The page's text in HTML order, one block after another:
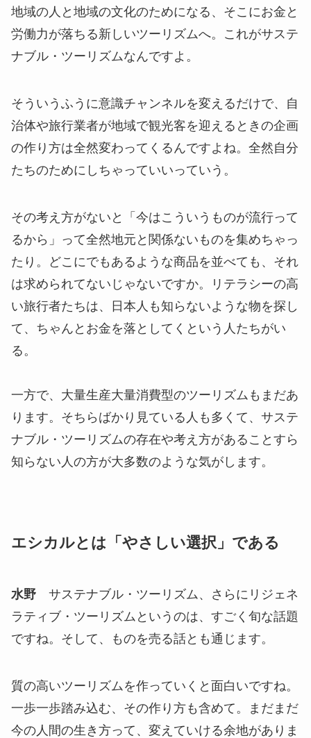
地域の人と地域の文化のためになる、そこにお金と
労働力が落ちる新しいツーリズムへ。これがサステ
ナブル・ツーリズムなんですよ。
そういうふうに意識チャンネルを変えるだけで、自
治体や旅行業者が地域で観光客を迎えるときの企画
の作り方は全然変わってくるんですよね。全然自分
たちのためにしちゃっていいっていう。
その考え方がないと「今はこういうものが流行って
るから」って全然地元と関係ないものを集めちゃっ
たり。どこにでもあるような商品を並べても、それ
は求められてないじゃないですか。リテラシーの高
い旅行者たちは、日本人も知らないような物を探し
て、ちゃんとお金を落としてくという人たちがい
る。
一方で、大量生産大量消費型のツーリズムもまだあ
ります。そちらばかり見ている人も多くて、サステ
ナブル・ツーリズムの存在や考え方があることすら
知らない人の方が大多数のような気がします。
エシカルとは「やさしい選択」である
水野 サステナブル・ツーリズム、さらにリジェネ
ラティブ・ツーリズムというのは、すごく旬な話題
ですね。そして、ものを売る話とも通じます。
質の高いツーリズムを作っていくと面白いですね。
一歩一歩踏み込む、その作り方も含めて。まだまだ
今の人間の生き方って、変えていける余地がありま